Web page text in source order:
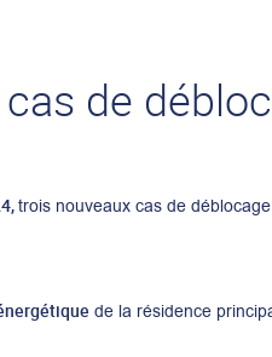
de
trois nouveaux cas de
de la résidence